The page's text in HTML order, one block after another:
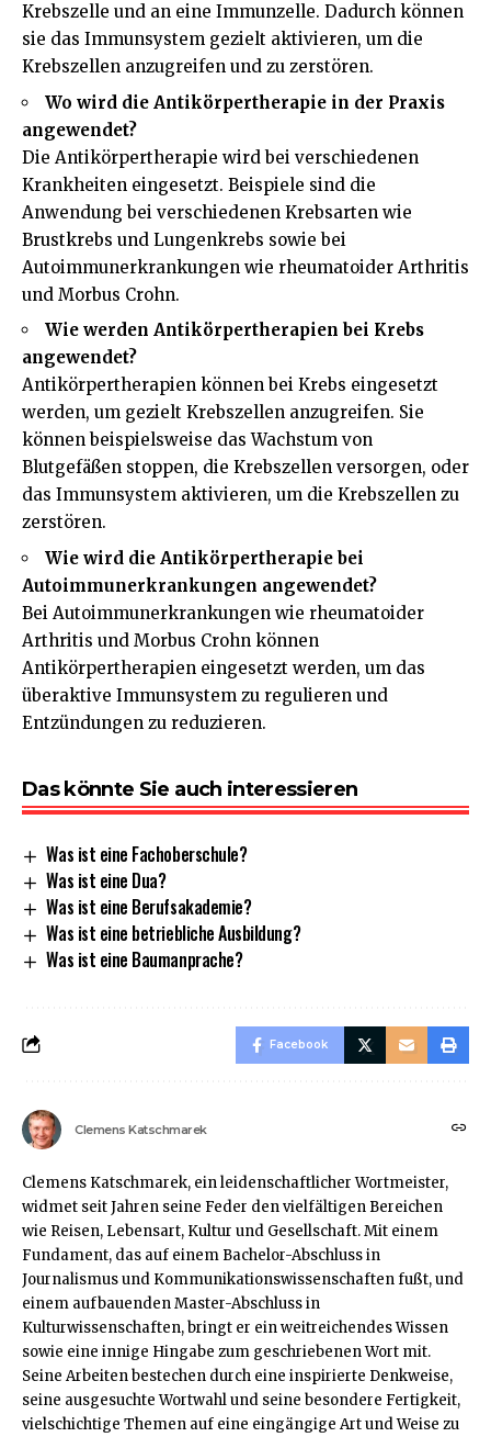
Krebszelle und an eine Immunzelle. Dadurch können
sie das Immunsystem gezielt aktivieren, um die
Krebszellen anzugreifen und zu zerstören.
Wo wird die Antikörpertherapie in der Praxis
angewendet?
Die Antikörpertherapie wird bei verschiedenen
Krankheiten eingesetzt. Beispiele sind die
Anwendung bei verschiedenen Krebsarten wie
Brustkrebs und Lungenkrebs sowie bei
Autoimmunerkrankungen wie rheumatoider Arthritis
und Morbus Crohn.
Wie werden Antikörpertherapien bei Krebs
angewendet?
Antikörpertherapien können bei Krebs eingesetzt
werden, um gezielt Krebszellen anzugreifen. Sie
können beispielsweise das Wachstum von
Blutgefäßen stoppen, die Krebszellen versorgen, oder
das Immunsystem aktivieren, um die Krebszellen zu
zerstören.
Wie wird die Antikörpertherapie bei
Autoimmunerkrankungen angewendet?
Bei Autoimmunerkrankungen wie rheumatoider
Arthritis und Morbus Crohn können
Antikörpertherapien eingesetzt werden, um das
überaktive Immunsystem zu regulieren und
Entzündungen zu reduzieren.
Das könnte Sie auch interessieren
Was ist eine Fachoberschule?
Was ist eine Dua?
Was ist eine Berufsakademie?
Was ist eine betriebliche Ausbildung?
Was ist eine Baumanprache?
Facebook
Clemens Katschmarek
Clemens Katschmarek, ein leidenschaftlicher Wortmeister,
widmet seit Jahren seine Feder den vielfältigen Bereichen
wie Reisen, Lebensart, Kultur und Gesellschaft. Mit einem
Fundament, das auf einem Bachelor-Abschluss in
Journalismus und Kommunikationswissenschaften fußt, und
einem aufbauenden Master-Abschluss in
Kulturwissenschaften, bringt er ein weitreichendes Wissen
sowie eine innige Hingabe zum geschriebenen Wort mit.
Seine Arbeiten bestechen durch eine inspirierte Denkweise,
seine ausgesuchte Wortwahl und seine besondere Fertigkeit,
vielschichtige Themen auf eine eingängige Art und Weise zu